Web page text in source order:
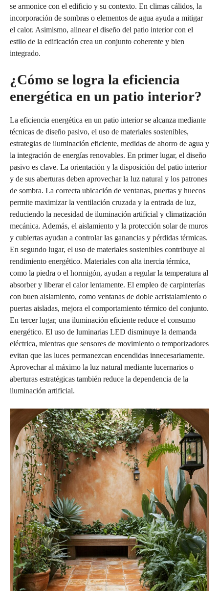
se armonice con el edificio y su contexto. En climas cálidos, la
incorporación de sombras o elementos de agua ayuda a mitigar
el calor. Asimismo, alinear el diseño del patio interior con el
estilo de la edificación crea un conjunto coherente y bien
integrado.
¿Cómo se logra la eficiencia
energética en un patio interior?
La eficiencia energética en un patio interior se alcanza mediante
técnicas de diseño pasivo, el uso de materiales sostenibles,
estrategias de iluminación eficiente, medidas de ahorro de agua y
la integración de energías renovables. En primer lugar, el diseño
pasivo es clave. La orientación y la disposición del patio interior
y de sus aberturas deben aprovechar la luz natural y los patrones
de sombra. La correcta ubicación de ventanas, puertas y huecos
permite maximizar la ventilación cruzada y la entrada de luz,
reduciendo la necesidad de iluminación artificial y climatización
mecánica. Además, el aislamiento y la protección solar de muros
y cubiertas ayudan a controlar las ganancias y pérdidas térmicas.
En segundo lugar, el uso de materiales sostenibles contribuye al
rendimiento energético. Materiales con alta inercia térmica,
como la piedra o el hormigón, ayudan a regular la temperatura al
absorber y liberar el calor lentamente. El empleo de carpinterías
con buen aislamiento, como ventanas de doble acristalamiento o
puertas aisladas, mejora el comportamiento térmico del conjunto.
En tercer lugar, una iluminación eficiente reduce el consumo
energético. El uso de luminarias LED disminuye la demanda
eléctrica, mientras que sensores de movimiento o temporizadores
evitan que las luces permanezcan encendidas innecesariamente.
Aprovechar al máximo la luz natural mediante lucernarios o
aberturas estratégicas también reduce la dependencia de la
iluminación artificial.